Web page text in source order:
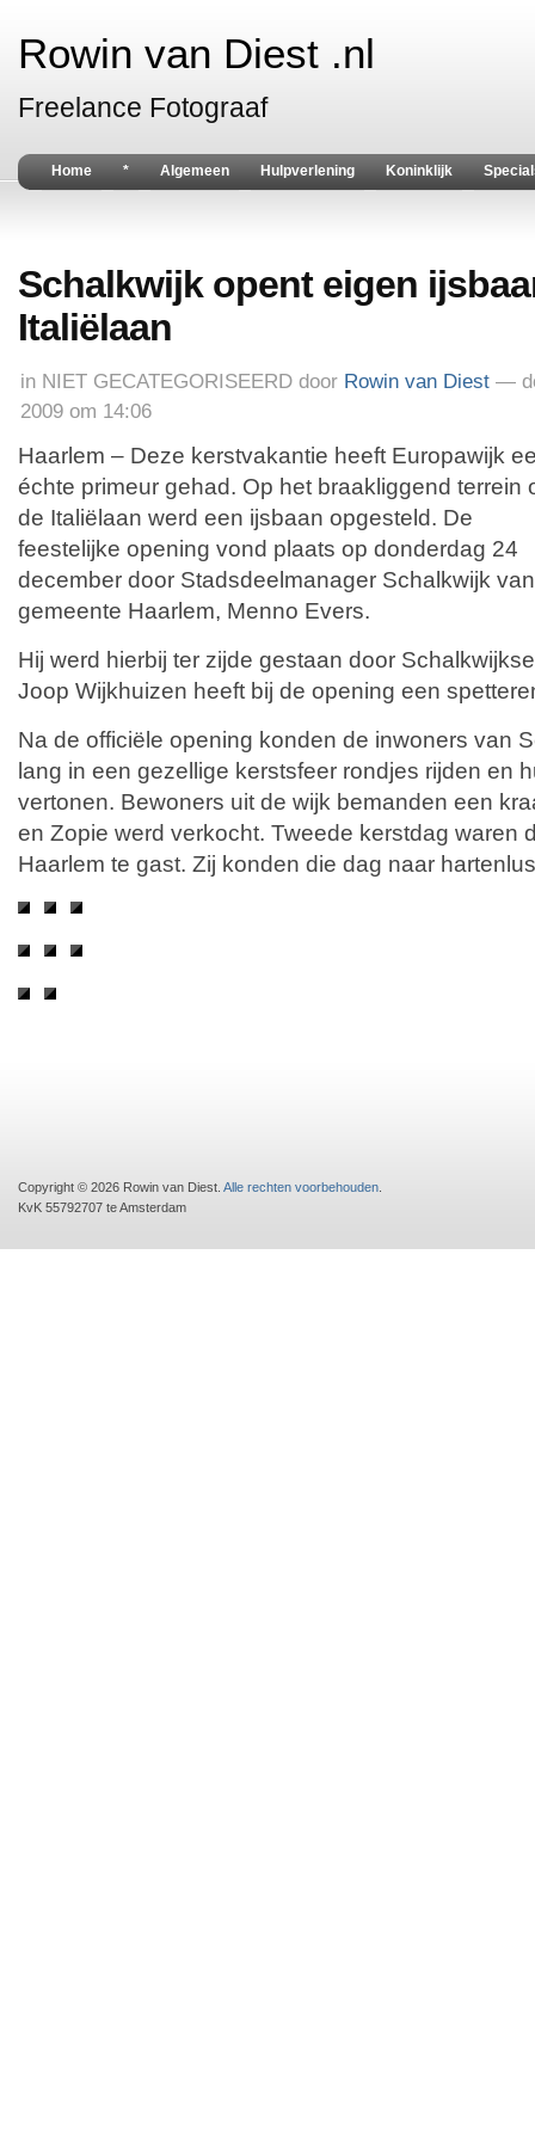
Rowin van Diest .nl
Freelance Fotograaf
Home * Algemeen Hulpverlening Koninklijk
Schalkwijk opent eigen
Italiëlaan
in NIET GECATEGORISEERD door Rowin van Diest —
2009 om 14:06
Haarlem – Deze kerstvakantie heeft Europawijk
échte primeur gehad. Op het braakliggend terrein
de Italiëlaan werd een ijsbaan opgesteld. De
feestelijke opening vond plaats op donderdag 24
december door Stadsdeelmanager Schalkwijk
gemeente Haarlem, Menno Evers.
Hij werd hierbij ter zijde gestaan door
Joop Wijkhuizen heeft bij de opening een
Na de officiële opening konden de inwoners van
lang in een gezellige kerstsfeer rondjes rijden en
vertonen. Bewoners uit de wijk bemanden een
en Zopie werd verkocht. Tweede kerstdag waren
Haarlem te gast. Zij konden die dag naar
Copyright © 2026 Rowin van Diest. Alle rechten voorbehouden
KvK 55792707 te Amsterdam